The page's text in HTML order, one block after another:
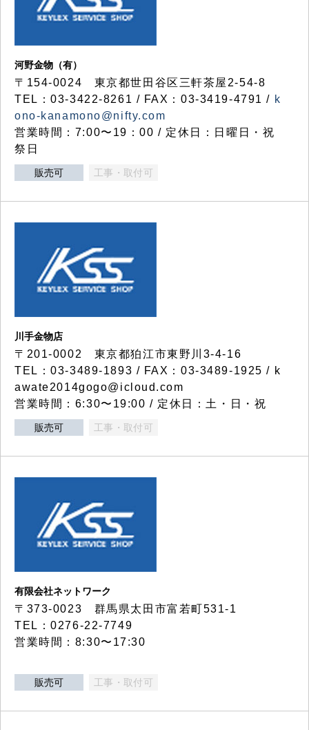
河野金物（有）
〒154-0024 東京都世田谷区三軒茶屋2-54-8
TEL：03-3422-8261 / FAX：03-3419-4791 / k
ono-kanamono@nifty.com
営業時間：7:00〜19：00 / 定休日：日曜日・祝
祭日
販売可 工事・取付可
川手金物店
〒201-0002 東京都狛江市東野川3-4-16
TEL：03-3489-1893 / FAX：03-3489-1925 / k
awate2014gogo@icloud.com
営業時間：6:30〜19:00 / 定休日：土・日・祝
販売可 工事・取付可
有限会社ネットワーク
〒373-0023 群馬県太田市富若町531-1
TEL：0276-22-7749
営業時間：8:30〜17:30
販売可 工事・取付可